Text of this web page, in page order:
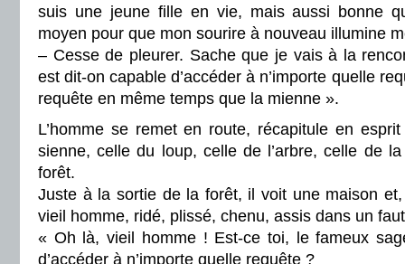
suis une jeune fille en vie, mais aussi bonne
moyen pour que mon sourire à nouveau illumine
– Cesse de pleurer. Sache que je vais à la
est dit-on capable d’accéder à n’importe quelle
requête en même temps que la mienne ».
L’homme se remet en route, récapitule en
sienne, celle du loup, celle de l’arbre, celle de
forêt.
Juste à la sortie de la forêt, il voit une maison
vieil homme, ridé, plissé, chenu, assis dans un
« Oh là, vieil homme ! Est-ce toi, le fameux
d’accéder à n’importe quelle requête ?